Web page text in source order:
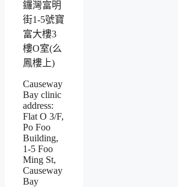
鑼灣富明
街1-5號寶
富大樓3
樓O室(么
鳳樓上)
Causeway
Bay clinic
address:
Flat O 3/F,
Po Foo
Building,
1-5 Foo
Ming St,
Causeway
Bay